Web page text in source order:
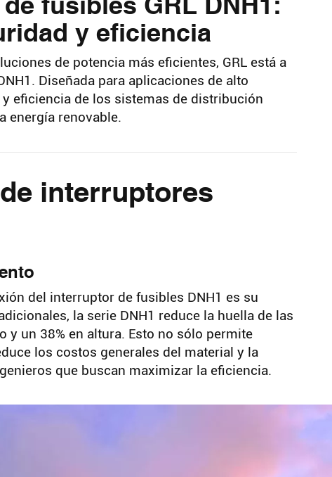
y eficiencia
de potencia más eficientes, GRL está a
Diseñada para aplicaciones de alto
eficiencia de los sistemas de distribución
energía renovable.
interruptores
del interruptor de fusibles DNH1 es su
la serie DNH1 reduce la huella de las
y un 38% en altura. Esto no sólo permite
los costos generales del material y la
que buscan maximizar la eficiencia.